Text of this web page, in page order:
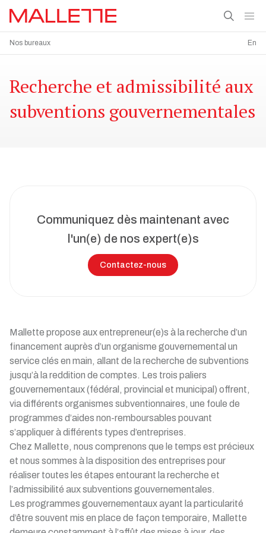
Nos bureaux En
Recherche et admissibilité aux
subventions gouvernementales
Communiquez dès maintenant avec
l'un(e) de nos expert(e)s
Contactez-nous
Mallette propose aux entrepreneur(e)s à la recherche d’un
financement auprès d’un organisme gouvernemental un
service clés en main, allant de la recherche de subventions
jusqu’à la reddition de comptes. Les trois paliers
gouvernementaux (fédéral, provincial et municipal) offrent,
via différents organismes subventionnaires, une foule de
programmes d’aides non-remboursables pouvant
s’appliquer à différents types d’entreprises.
Chez Mallette, nous comprenons que le temps est précieux
et nous sommes à la disposition des entreprises pour
réaliser toutes les étapes entourant la recherche et
l’admissibilité aux subventions gouvernementales.
Les programmes gouvernementaux ayant la particularité
d’être souvent mis en place de façon temporaire, Mallette